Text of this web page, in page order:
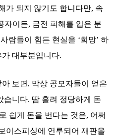
가 되지 않기도 합니다만, 속
자이든, 금전 피해를 입은 분
람들이 힘든 현실을 ‘희망’하
대부분입니다.
보면 , 막상 공모자들이 얻은
습니다. 땀 흘려 정당하게 돈
쉽게 돈을 번다는 것은, 어쩌
이스피싱에 연루되어 재판을